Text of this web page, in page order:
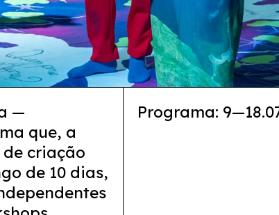
—
que, a
criação
de 10 dias,
Programa: